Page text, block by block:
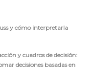
y cómo interpretarla
y cuadros de decisión:
decisiones basadas en